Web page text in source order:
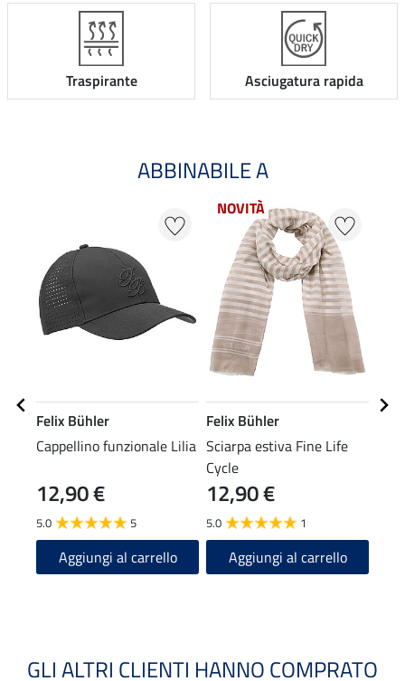
Traspirante Asciugatura rapida
ABBINABILE A
Felix Bühler
Cappellino funzionale Lilia
12,90 €
5.0 5
Aggiungi al carrello
NOVITÀ
Felix Bühler
Sciarpa estiva Fine Life
Cycle
12,90 €
5.0 1
Aggiungi al carrello
GLI ALTRI CLIENTI HANNO COMPRATO